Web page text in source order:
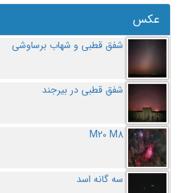
عکس
شفق قطبی و شهاب برساوشی
شفق قطبی در بیرجند
M20 M8
سه گانه اسد